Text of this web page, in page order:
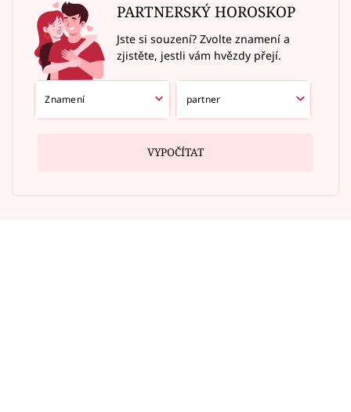
PARTNERSKÝ HOROSKOP
Jste si souzení? Zvolte znamení a
zjistěte, jestli vám hvězdy přejí.
VYPOČÍTAT